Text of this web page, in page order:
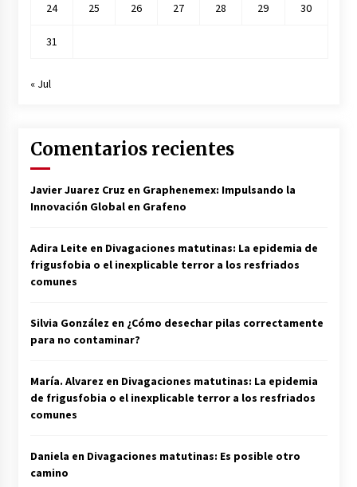
24 25 26 27 28 29 30
31
« Jul
Comentarios recientes
Javier Juarez Cruz en Graphenemex: Impulsando la
Innovación Global en Grafeno
Adira Leite en Divagaciones matutinas: La epidemia de
frigusfobia o el inexplicable terror a los resfriados
comunes
Silvia González en ¿Cómo desechar pilas correctamente
para no contaminar?
María. Alvarez en Divagaciones matutinas: La epidemia
de frigusfobia o el inexplicable terror a los resfriados
comunes
Daniela en Divagaciones matutinas: Es posible otro
camino